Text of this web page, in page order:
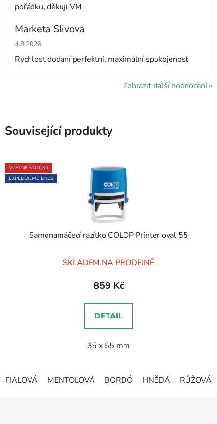
pořádku, děkuji VM
Marketa Slivova
Hodnocení obchodu je 5 z 5 hvězdiček.
4.8.2026
Rychlost dodaní perfektní, maximální spokojenost
Zobrazit další hodnocení
Související produkty
VČETNĚ ŠTOČKU
EXPEDUJEME DNES
Samonamáčecí razítko COLOP Printer oval 55
hodnocení
produktu
5,0
z
hvězdiček.
SKLADEM NA PRODEJNĚ
859 Kč
DETAIL
35 x 55 mm
FIALOVÁ MENTOLOVÁ BORDÓ HNĚDÁ RŮŽOVÁ